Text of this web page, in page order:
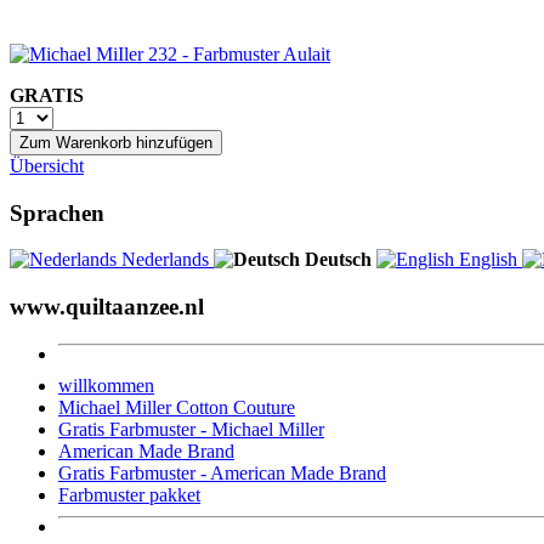
GRATIS
Zum Warenkorb hinzufügen
Übersicht
Sprachen
Nederlands Deutsch English
www.quiltaanzee.nl
willkommen
Michael Miller Cotton Couture
Gratis Farbmuster - Michael Miller
American Made Brand
Gratis Farbmuster - American Made Brand
Farbmuster pakket